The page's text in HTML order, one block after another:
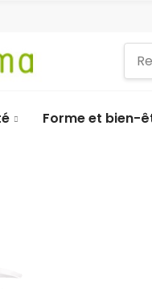
Forme et bien-